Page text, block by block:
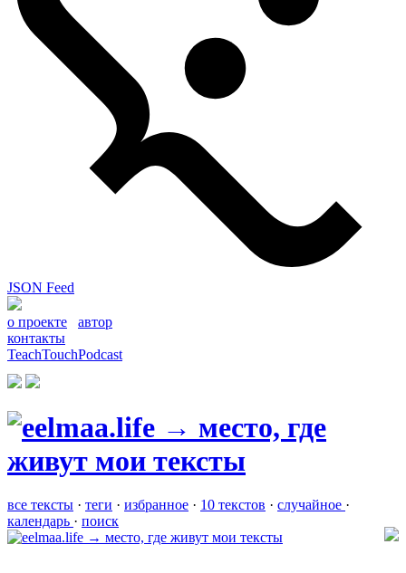
JSON Feed
о проекте
автор
контакты
TeachTouchPodcast
все тексты · теги · избранное · 10 текстов · случайное ·
календарь · поиск